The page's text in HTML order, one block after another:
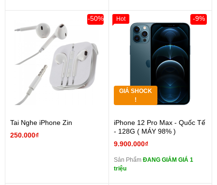
Tai Nghe iPhone Zin
250.000₫
-50%
GIÁ SHOCK
!
iPhone 12 Pro Max - Quốc Tế
- 128G ( MÁY 98% )
9.900.000₫
-9%
Sản Phẩm ĐANG GIẢM GIÁ 1
triệu
Hot